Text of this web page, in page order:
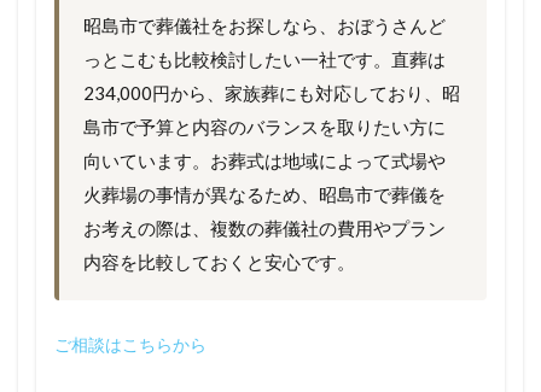
昭島市で葬儀社をお探しなら、おぼうさんど
っとこむも比較検討したい一社です。直葬は
234,000円から、家族葬にも対応しており、昭
島市で予算と内容のバランスを取りたい方に
向いています。お葬式は地域によって式場や
火葬場の事情が異なるため、昭島市で葬儀を
お考えの際は、複数の葬儀社の費用やプラン
内容を比較しておくと安心です。
ご相談はこちらから